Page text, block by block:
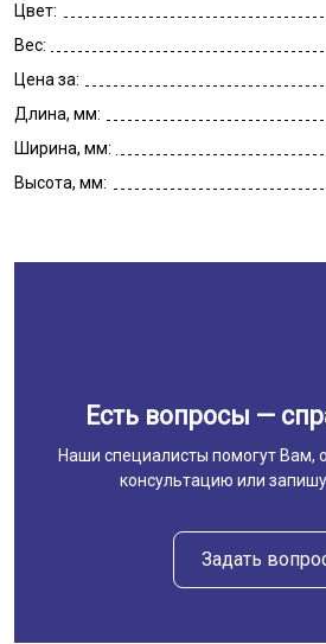
Цвет:
Вес:
Цена за:
Длина, мм:
Ширина, мм:
Высота, мм:
Есть вопросы —
Наши специалисты помогут Вам,
консультацию или
Задать